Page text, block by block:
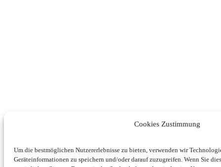
Cookies Zustimmung
Um die bestmöglichen Nutzererlebnisse zu bieten, verwenden wir
Geräteinformationen zu speichern und/oder darauf zuzugreifen. Wenn Sie